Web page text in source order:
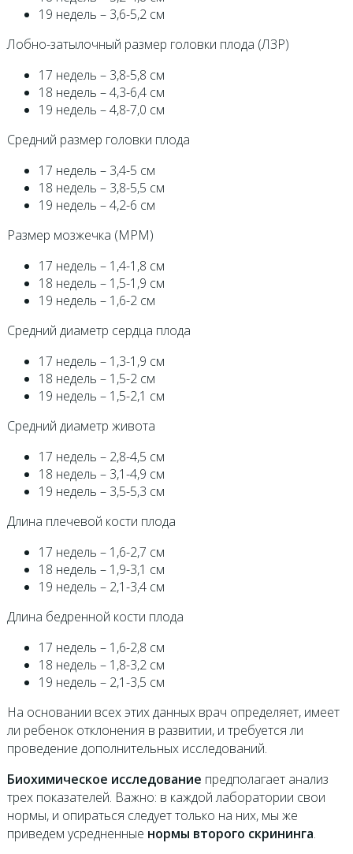
19 недель – 3,6-5,2 см
Лобно-затылочный размер головки плода (ЛЗР)
17 недель – 3,8-5,8 см
18 недель – 4,3-6,4 см
19 недель – 4,8-7,0 см
Средний размер головки плода
17 недель – 3,4-5 см
18 недель – 3,8-5,5 см
19 недель – 4,2-6 см
Размер мозжечка (МРМ)
17 недель – 1,4-1,8 см
18 недель – 1,5-1,9 см
19 недель – 1,6-2 см
Средний диаметр сердца плода
17 недель – 1,3-1,9 см
18 недель – 1,5-2 см
19 недель – 1,5-2,1 см
Средний диаметр живота
17 недель – 2,8-4,5 см
18 недель – 3,1-4,9 см
19 недель – 3,5-5,3 см
Длина плечевой кости плода
17 недель – 1,6-2,7 см
18 недель – 1,9-3,1 см
19 недель – 2,1-3,4 см
Длина бедренной кости плода
17 недель – 1,6-2,8 см
18 недель – 1,8-3,2 см
19 недель – 2,1-3,5 см
На основании всех этих данных врач определяет, имеет
ли ребенок отклонения в развитии, и требуется ли
проведение дополнительных исследований.
Биохимическое исследование предполагает анализ
трех показателей. Важно: в каждой лаборатории свои
нормы, и опираться следует только на них, мы же
приведем усредненные нормы второго скрининга.